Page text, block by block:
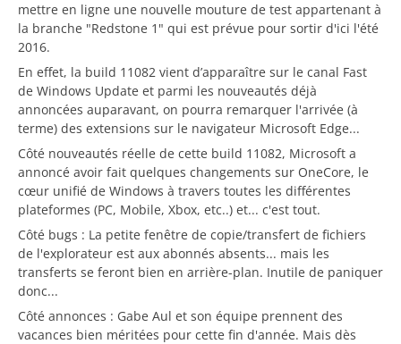
mettre en ligne une nouvelle mouture de test appartenant à
la branche "Redstone 1" qui est prévue pour sortir d'ici l'été
2016.
En effet, la build 11082 vient d’apparaître sur le canal Fast
de Windows Update et parmi les nouveautés déjà
annoncées auparavant, on pourra remarquer l'arrivée (à
terme) des extensions sur le navigateur Microsoft Edge...
Côté nouveautés réelle de cette build 11082, Microsoft a
annoncé avoir fait quelques changements sur OneCore, le
cœur unifié de Windows à travers toutes les différentes
plateformes (PC, Mobile, Xbox, etc..) et... c'est tout.
Côté bugs : La petite fenêtre de copie/transfert de fichiers
de l'explorateur est aux abonnés absents... mais les
transferts se feront bien en arrière-plan. Inutile de paniquer
donc...
Côté annonces : Gabe Aul et son équipe prennent des
vacances bien méritées pour cette fin d'année. Mais dès